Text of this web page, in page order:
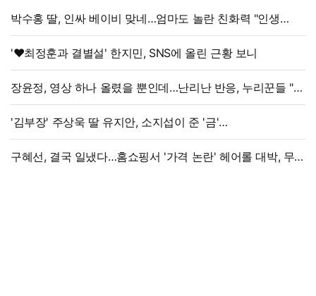
박수홍 딸, 인싸 베이비 맞네…엄마도 놀란 친화력 "인생
N회차"
'♥최정훈과 결별설' 한지민, SNS에 올린 근황 보니
장윤정, 영상 하나 올렸을 뿐인데…난리난 반응, 누리꾼들 "더
예뻐졌네요" 술렁
'김부장' 주상욱 딸 유지안, 소지섭이 준 '금'
방치했다…"비누인 줄"
구혜선, 결국 일냈다…홈쇼핑서 '가격 논란' 헤어롤 대박, 무려